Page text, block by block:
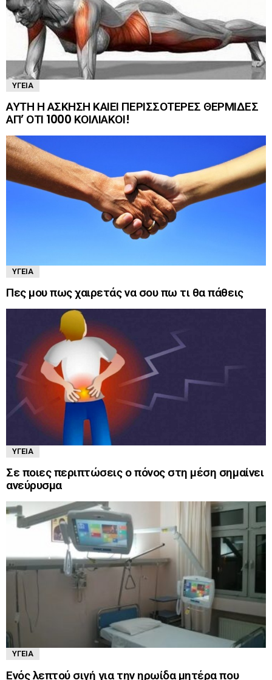
ΥΓΕΊΑ
ΑΥΤΗ Η ΑΣΚΗΣΗ ΚΑΙΕΙ ΠΕΡΙΣΣΟΤΕΡΕΣ ΘΕΡΜΙΔΕΣ
ΑΠ’ ΟΤΙ 1000 ΚΟΙΛΙΑΚΟΙ!
ΥΓΕΊΑ
Πες μου πως χαιρετάς να σου πω τι θα πάθεις
ΥΓΕΊΑ
Σε ποιες περιπτώσεις ο πόνος στη μέση σημαίνει
ανεύρυσμα
ΥΓΕΊΑ
Ενός λεπτού σιγή για την ηρωίδα μητέρα που